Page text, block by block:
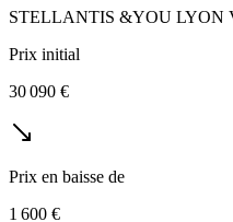
STELLANTIS &YOU LYON
Prix initial
30 090 €
Prix en baisse de
1 600 €